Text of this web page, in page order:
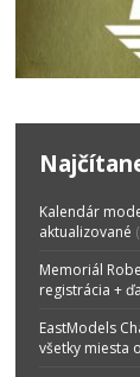
Kalendár
aktualizované
Memoriál
registrácia +
EastModels
všetky miesta